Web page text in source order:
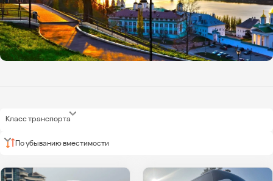
Класс транспорта
По убыванию вместимости